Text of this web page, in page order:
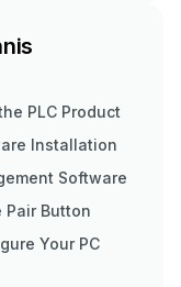
PLC Product
Installation
Software
Pair Button
Your PC